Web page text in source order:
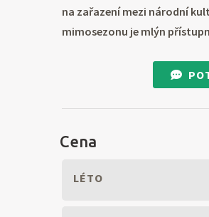
na zařazení mezi národní
mimosezonu je mlýn
Cena
LÉTO